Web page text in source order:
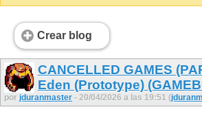
Crear blog
CANCELLED GAMES
Eden (Prototype)
por jduranmaster - 20/04/2026 a las 19:51 (